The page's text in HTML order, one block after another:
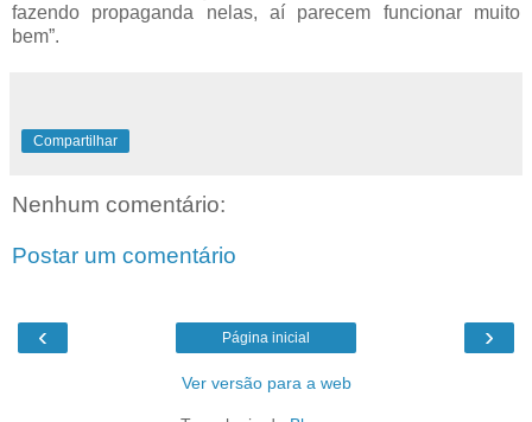
fazendo propaganda nelas, aí parecem funcionar muito
bem”.
Compartilhar
Nenhum comentário:
Postar um comentário
‹ ›
Página inicial
Ver versão para a web